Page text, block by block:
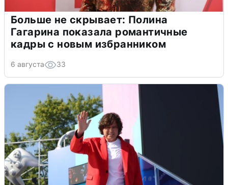
Больше не скрывает: Полина
Гагарина показала романтичные
кадры с новым избранником
6 августа 33